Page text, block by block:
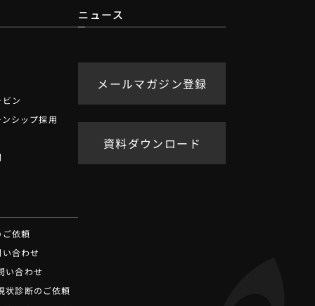
ン
シップ採用
依頼
合わせ
い合わせ
診断のご依頼
ニュース
メールマガジン登録
資料ダウンロード